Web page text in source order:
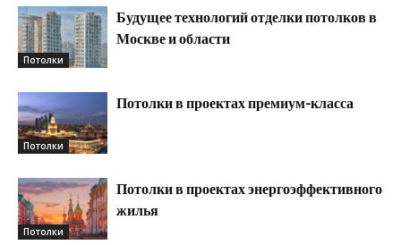
Потолки
Будущее технологий отделки потолков в
Москве и области
Потолки
Потолки в проектах премиум-класса
Потолки
Потолки в проектах энергоэффективного
жилья